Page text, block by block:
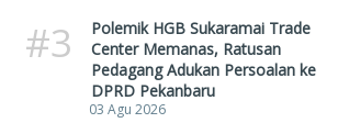
#3
Polemik HGB Sukaramai Trade
Center Memanas, Ratusan
Pedagang Adukan Persoalan ke
DPRD Pekanbaru
03 Agu 2026